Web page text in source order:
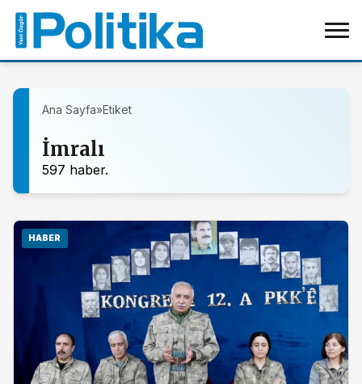
Ana Sayfa»Etiket
İmralı
597 haber.
HABER